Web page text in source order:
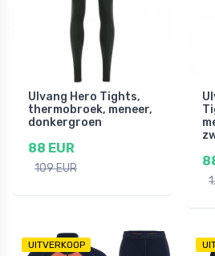
Ulvang Hero Tights,
thermobroek, meneer,
donkergroen
88 EUR
109 EUR
UITVERKOOP